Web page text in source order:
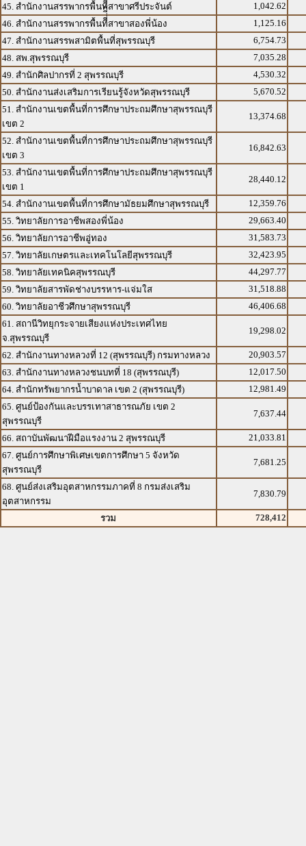
45. สำนักงานสรรพากรพื้นทีี่่ี่ีสาขาศรีประจันต์
1,042.62
46. สำนักงานสรรพากรพื้นทีี่่ี่ีสาขาสองพี่น้อง
1,125.16
47. สำนักงานสรรพสามิตพื้นที่สุพรรณบุรี
6,754.73
48. สพ.สุพรรณบุรี
7,035.28
49. สำนักศิลปากรที่ 2 สุพรรณบุรี
4,530.32
50. สำนักงานส่งเสริมการเรียนรู้จังหวัดสุพรรณบุรี
5,670.52
51. สำนักงานเขตพื้นที่การศึกษาประถมศึกษาสุพรรณบุรี
เขต 2
13,374.68
52. สำนักงานเขตพื้นที่การศึกษาประถมศึกษาสุพรรณบุรี
เขต 3
16,842.63
53. สำนักงานเขตพื้นที่การศึกษาประถมศึกษาสุพรรณบุรี
เขต 1
28,440.12
54. สำนักงานเขตพื้นที่การศึกษามัธยมศึกษาสุพรรณบุรี
12,359.76
55. วิทยาลัยการอาชีพสองพี่น้อง
29,663.40
56. วิทยาลัยการอาชีพอู่ทอง
31,583.73
57. วิทยาลัยเกษตรและเทคโนโลยีสุพรรณบุรี
32,423.95
58. วิทยาลัยเทคนิคสุพรรณบุรี
44,297.77
59. วิทยาลัยสารพัดช่างบรรหาร-แจ่มใส
31,518.88
60. วิทยาลัยอาชีวศึกษาสุพรรณบุรี
46,406.68
61. สถานีวิทยุกระจายเสียงแห่งประเทศไทย
จ.สุพรรณบุรี
19,298.02
62. สำนักงานทางหลวงที่ 12 (สุพรรณบุรี) กรมทางหลวง
20,903.57
63. สำนักงานทางหลวงชนบทที่ 18 (สุพรรณบุรี)
12,017.50
64. สำนักทรัพยากรน้ำบาดาล เขต 2 (สุพรรณบุรี)
12,981.49
65. ศูนย์ป้องกันและบรรเทาสาธารณภัย เขต 2
สุพรรณบุรี
7,637.44
66. สถาบันพัฒนาฝีมือแรงงาน 2 สุพรรณบุรี
21,033.81
67. ศูนย์การศึกษาพิเศษเขตการศึกษา 5 จังหวัด
สุพรรณบุรี
7,681.25
68. ศูนย์ส่งเสริมอุตสาหกรรมภาคที่ 8 กรมส่งเสริม
อุตสาหกรรม
7,830.79
รวม 728,412